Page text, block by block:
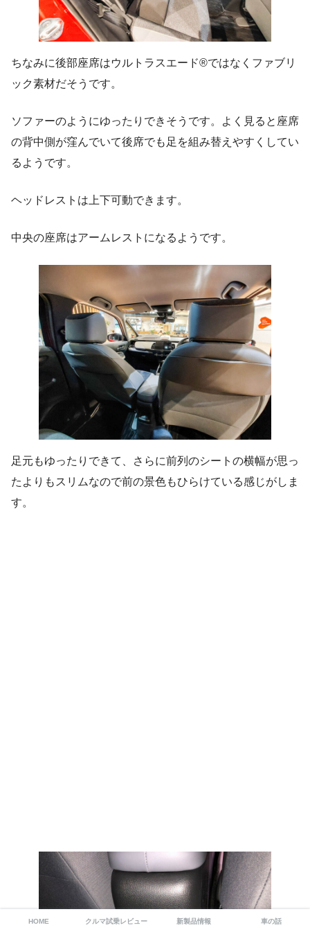
ちなみに後部座席はウルトラスエード®ではなくファブリ
ック素材だそうです。
ソファーのようにゆったりできそうです。よく見ると座席
の背中側が窪んでいて後席でも足を組み替えやすくしてい
るようです。
ヘッドレストは上下可動できます。
中央の座席はアームレストになるようです。
足元もゆったりできて、さらに前列のシートの横幅が思っ
たよりもスリムなので前の景色もひらけている感じがしま
す。
HOME クルマ試乗レビュー 新製品情報 車の話